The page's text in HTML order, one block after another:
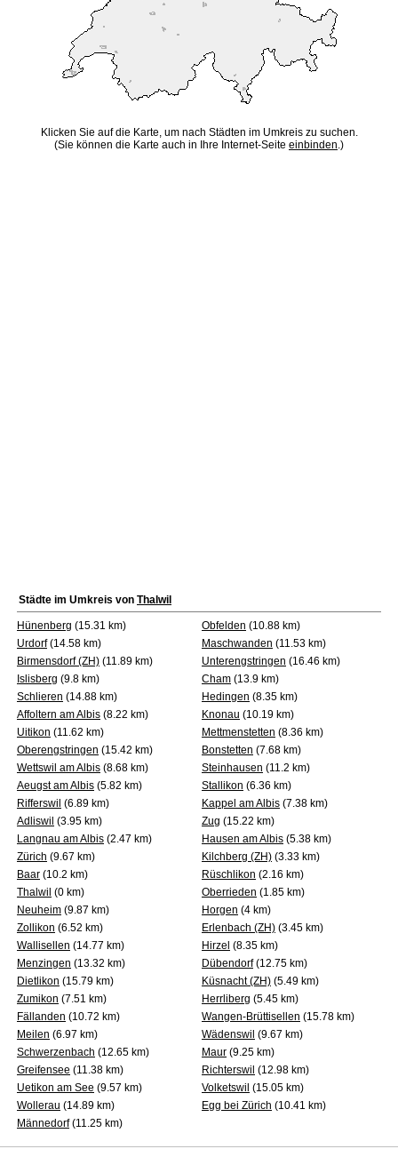
Klicken Sie auf die Karte, um nach Städten im Umkreis zu suchen.
(Sie können die Karte auch in Ihre Internet-Seite einbinden.)
Städte im Umkreis von Thalwil
Hünenberg (15.31 km) Obfelden (10.88 km)
Urdorf(14.58 km) Maschwanden (11.53 km)
Birmensdorf (ZH) (11.89 km) Unterengstringen (16.46 km)
Islisberg (9.8 km) Cham (13.9 km)
Schlieren (14.88 km) Hedingen (8.35 km)
Affoltern am Albis (8.22 km) Knonau (10.19 km)
Uitikon (11.62 km) Mettmenstetten (8.36 km)
Oberengstringen (15.42 km) Bonstetten (7.68 km)
Wettswil am Albis (8.68 km) Steinhausen (11.2 km)
Aeugst am Albis (5.82 km) Stallikon (6.36 km)
Rifferswil (6.89 km) Kappel am Albis (7.38 km)
Adliswil (3.95 km) Zug (15.22 km)
Langnau am Albis (2.47 km) Hausen am Albis (5.38 km)
Zürich (9.67 km) Kilchberg (ZH) (3.33 km)
Baar (10.2 km) Rüschlikon (2.16 km)
Thalwil (0 km) Oberrieden (1.85 km)
Neuheim (9.87 km) Horgen (4 km)
Zollikon (6.52 km) Erlenbach (ZH) (3.45 km)
Wallisellen (14.77 km) Hirzel (8.35 km)
Menzingen (13.32 km) Dübendorf(12.75 km)
Dietlikon (15.79 km) Küsnacht (ZH) (5.49 km)
Zumikon (7.51 km) Herrliberg (5.45 km)
Fällanden (10.72 km) Wangen-Brüttisellen (15.78 km)
Meilen (6.97 km) Wädenswil (9.67 km)
Schwerzenbach (12.65 km) Maur (9.25 km)
Greifensee (11.38 km) Richterswil (12.98 km)
Uetikon am See (9.57 km) Volketswil (15.05 km)
Wollerau (14.89 km) Egg bei Zürich (10.41 km)
Männedorf(11.25 km)